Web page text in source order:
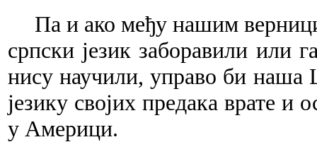
Па и ако међу нашим
српски језик заборавили или
нису научили, управо би наша
језику својих предака врате и
у Америци.